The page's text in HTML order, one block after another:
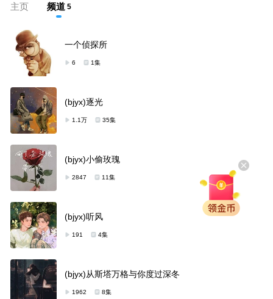
主页 频道 5
一个侦探所
6 1集
(bjyx)逐光
1.1万 35集
(bjyx)小偷玫瑰
2847 11集
(bjyx)听风
191 4集
(bjyx)从斯塔万格与你度过深冬
1962 8集